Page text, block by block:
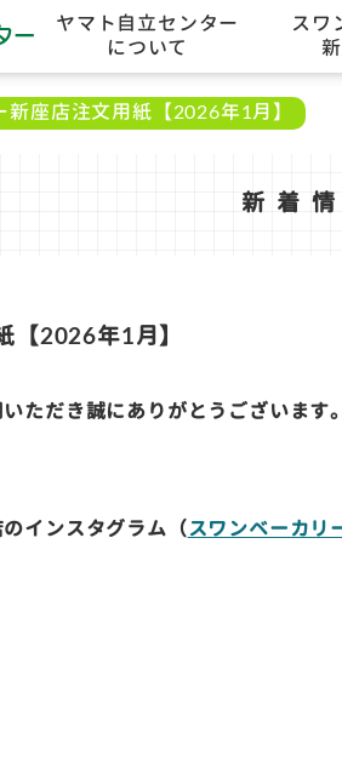
ヤマト自立センター
について
スワ
新座店注文用紙【2026年1月】
新着
【2026年1月】
ただき誠にありがとうございます。
インスタグラム（ スワンベーカリ